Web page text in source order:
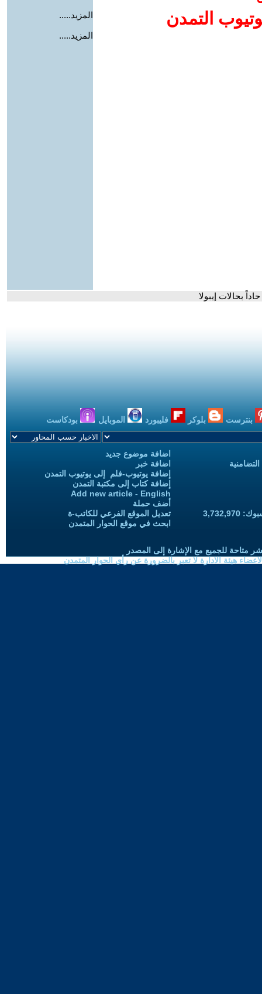
التمدن
المزيد.....
المزيد.....
بحالات إيبولا
بنترست بلوكر فليبورد الموبايل بودكاست
اضافة موضوع جديد
اضافة خبر
إضافة يوتيوب-فلم إلى يوتيوب التمدن
إضافة كتاب إلى مكتبة التمدن
Add new article - English
أضف حملة
تعديل الموقع الفرعي للكاتب-ة
ابحث في موقع الحوار المتمدن
متاحة للجميع مع الإشارة إلى المصدر
هيئة الادارة لا تعبر بالضرورة عن رأي الحوار المتمدن